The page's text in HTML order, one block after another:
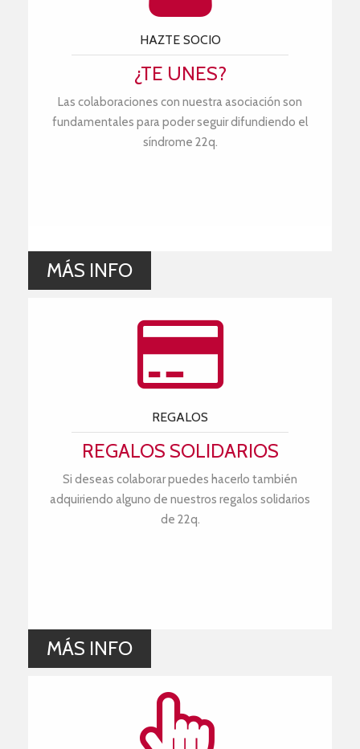
HAZTE SOCIO
¿TE UNES?
Las colaboraciones con nuestra asociación son
fundamentales para poder seguir difundiendo el
síndrome 22q.
MÁS INFO
REGALOS
REGALOS SOLIDARIOS
Si deseas colaborar puedes hacerlo también
adquiriendo alguno de nuestros regalos solidarios
de 22q.
MÁS INFO